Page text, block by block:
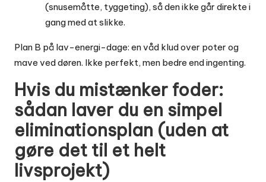
(snusemåtte, tyggeting), så den ikke går direkte i
gang med at slikke.
Plan B på lav-energi-dage: en våd klud over poter og
mave ved døren. Ikke perfekt, men bedre end ingenting.
Hvis du mistænker foder:
sådan laver du en simpel
eliminationsplan (uden at
gøre det til et helt
livsprojekt)